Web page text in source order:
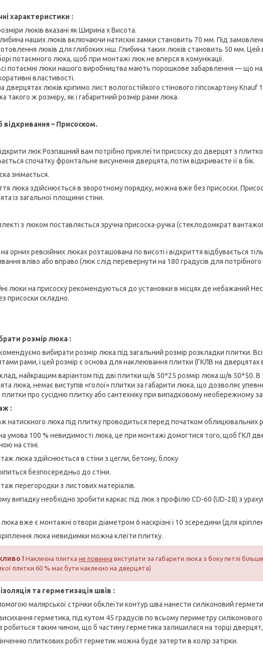
характеристики :
люків вказані як Ширина х Висота.
наших люків включаючи натискні замки становить 70 мм. Під
люків для глибоких ніш. Глибина таких люків становить 50 мм.
потаємного люка, щоб при монтажі люк не вперся в комунікації.
потаємні люки нашого виробництва мають порошкове забарвлення — що
властивості.
дверцятах люків кріпимо лист вологостійкого стінового гіпсокартону
такого ж розміру, як і габаритний розмір рами люка.
відкривання – Присоском.
люк Розпашний вам потрібно приклеїти присоску до дверцят з
спочатку фронтальне висунення дверцята, потім відкриваєте її в бік.
знімається.
люка здійснюється в зворотному порядку, можна вже без присоски.
із загальної площини стіни.
з люком поставляється зручна присоска-ручка (стеклодомкрат
орних ревізійних люках розташована по висоті і відкриття відбувається
вліво або вправо (люк слід перевернути на 180 градусів для потрібного
люки на присоску рекомендуються до установки в місцях де небажаний
присоски складно.
розмір люка :
вибирати розмір люка під загальний розмір розкладки плитки. Всі
рами, і цей розмір є основа для наклеювання плитки (ГКЛВ на дверцятах
найкращим варіантом під дві плитки ш/в 50*25 розмір люка ш/в 50*50. В
люка, немає виступів «голої» плитки за габарити люка, що дозволяє
плитки про сусідню плитку або сантехніку при випадковому необережному
:
натискного люка під плитку проводиться перед початком облицювальних
умова 100 % невидимості люка, це при монтажі домогтися того, щоб ГКЛ
на стіні.
люка здійснюється в стіни з цегли, бетону, блоку
безпосередньо до стіни.
перегородки з листових матеріалів.
випадку необхідно зробити каркас під люк з профілю CD-60 (UD-28) з
люка вже є монтажні отвори діаметром 6 наскрізні і 10 зсередини (для
люка невидимки можна клеїти плитку.
! Наклеєна плитка не повинна виступати за габарити люка з боку петлі
плитки 60 % має бути наклеєно на дверцята)
та герметизація швів :
малярської стрічки обклеїти контур шва нанести силіконовий
герметика, під кутом 45 градусів по всьому периметру
робиться таким чином, що б частину герметика залишилася на торці дверцят,
плиткових робіт герметик можна буде затерти в колір затірки.